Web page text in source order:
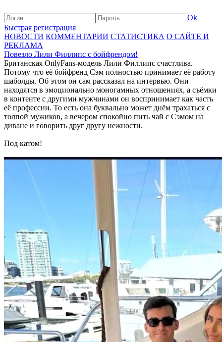
Ok
Быстрая регистрация
НОВОСТИ КОММЕНТАРИИ СТАТИСТИКА О САЙТЕ И
РЕКЛАМА
Повезло Лили Филлипс с бойфрендом!
Британская OnlyFans-модель Лили Филлипс счастлива.
Потому что её бойфренд Сэм полностью принимает её работу
шаболды. Об этом он сам рассказал на интервью. Они
находятся в эмоционально моногамных отношениях, а съёмки
в контенте с другими мужчинами он воспринимает как часть
её профессии. То есть она буквально может днём трахаться с
толпой мужиков, а вечером спокойно пить чай с Сэмом на
диване и говорить друг другу нежности.
Под катом!